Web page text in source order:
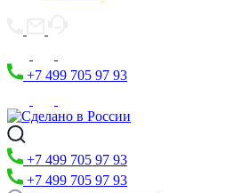
+7 499 705 97 93
+7 499 705 97 93
+7 499 705 97 93